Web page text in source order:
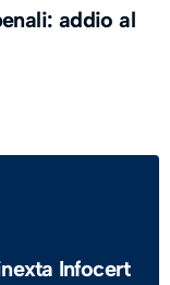
addio al
Infocert